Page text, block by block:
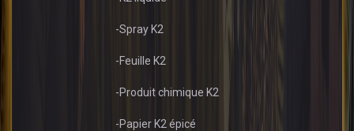
-Spray K2
-Feuille K2
-Produit chimique K2
-Papier K2 épicé